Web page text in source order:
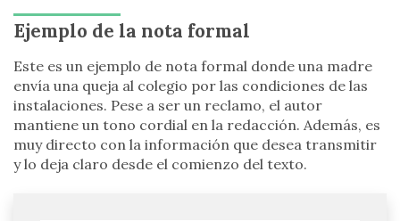
Ejemplo de la nota formal
Este es un ejemplo de nota formal donde una madre
envía una queja al colegio por las condiciones de las
instalaciones. Pese a ser un reclamo, el autor
mantiene un tono cordial en la redacción. Además, es
muy directo con la información que desea transmitir
y lo deja claro desde el comienzo del texto.